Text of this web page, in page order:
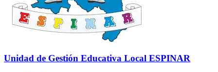
Unidad de Gestión Educativa Local ESPINAR